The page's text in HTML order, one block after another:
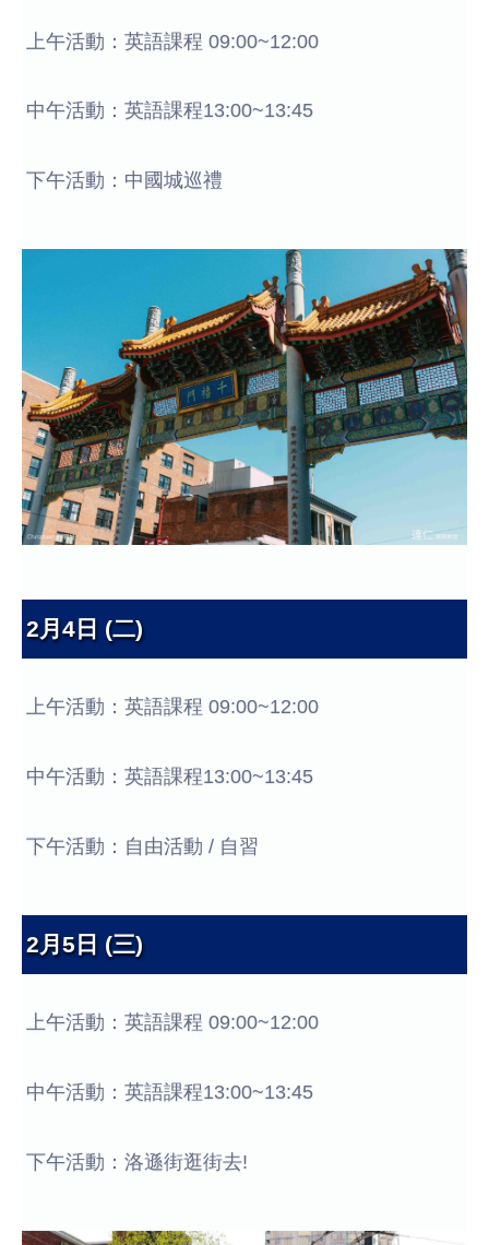
上午活動：英語課程 09:00~12:00
中午活動：英語課程13:00~13:45
下午活動：中國城巡禮
2月4日 (二)
上午活動：英語課程 09:00~12:00
中午活動：英語課程13:00~13:45
下午活動：自由活動 / 自習
2月5日 (三)
上午活動：英語課程 09:00~12:00
中午活動：英語課程13:00~13:45
下午活動：洛遜街逛街去!